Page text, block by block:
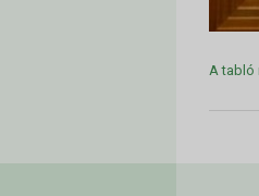
A tabló